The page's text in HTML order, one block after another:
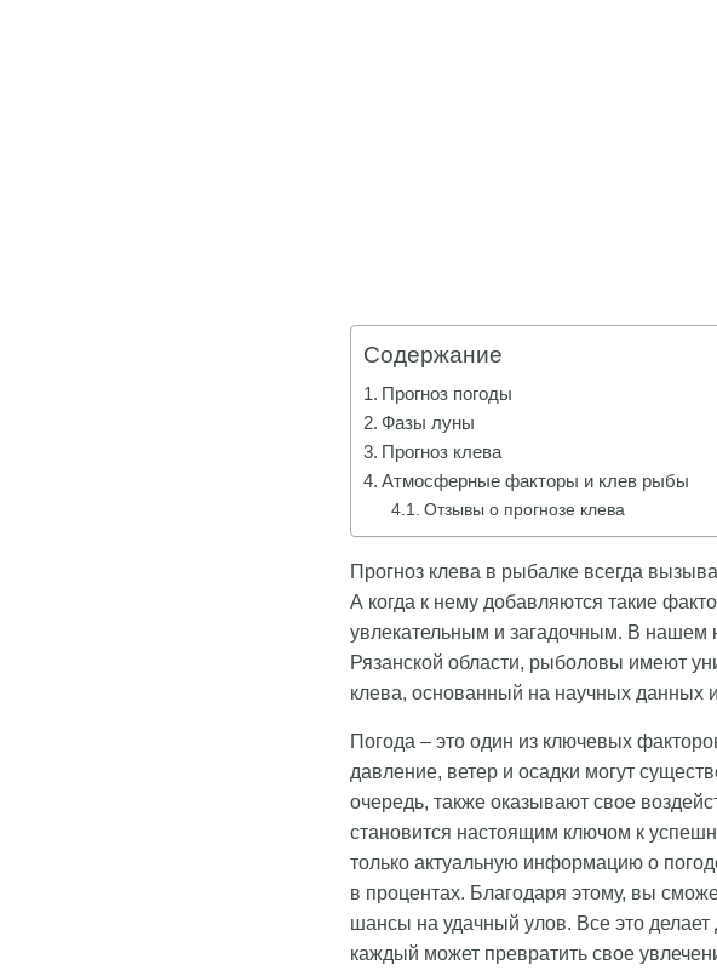
Содержание
Прогноз погоды
Фазы луны
Прогноз клева
Атмосферные факторы и клев рыбы
Отзывы о прогнозе клева
Прогноз клева в рыбалке всегда
А когда к нему добавляются такие
увлекательным и загадочным. В нашем
Рязанской области, рыболовы имеют
клева, основанный на научных данных
Погода – это один из ключевых
давление, ветер и осадки могут
очередь, также оказывают свое
становится настоящим ключом к
только актуальную информацию о
в процентах. Благодаря этому, вы
шансы на удачный улов. Все это
каждый может превратить свое